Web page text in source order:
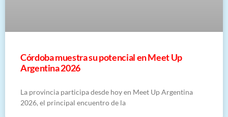
Córdoba muestra su potencial en Meet Up
Argentina 2026
La provincia participa desde hoy en Meet Up Argentina
2026, el principal encuentro de la